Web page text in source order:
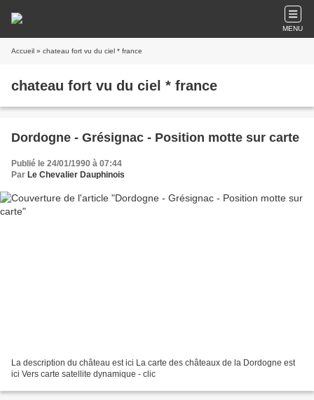
MENU
Accueil » chateau fort vu du ciel * france
chateau fort vu du ciel * france
Dordogne - Grésignac - Position motte sur carte
Publié le 24/01/1990 à 07:44
Par Le Chevalier Dauphinois
La description du château est ici La carte des châteaux de la Dordogne est
ici Vers carte satellite dynamique - clic